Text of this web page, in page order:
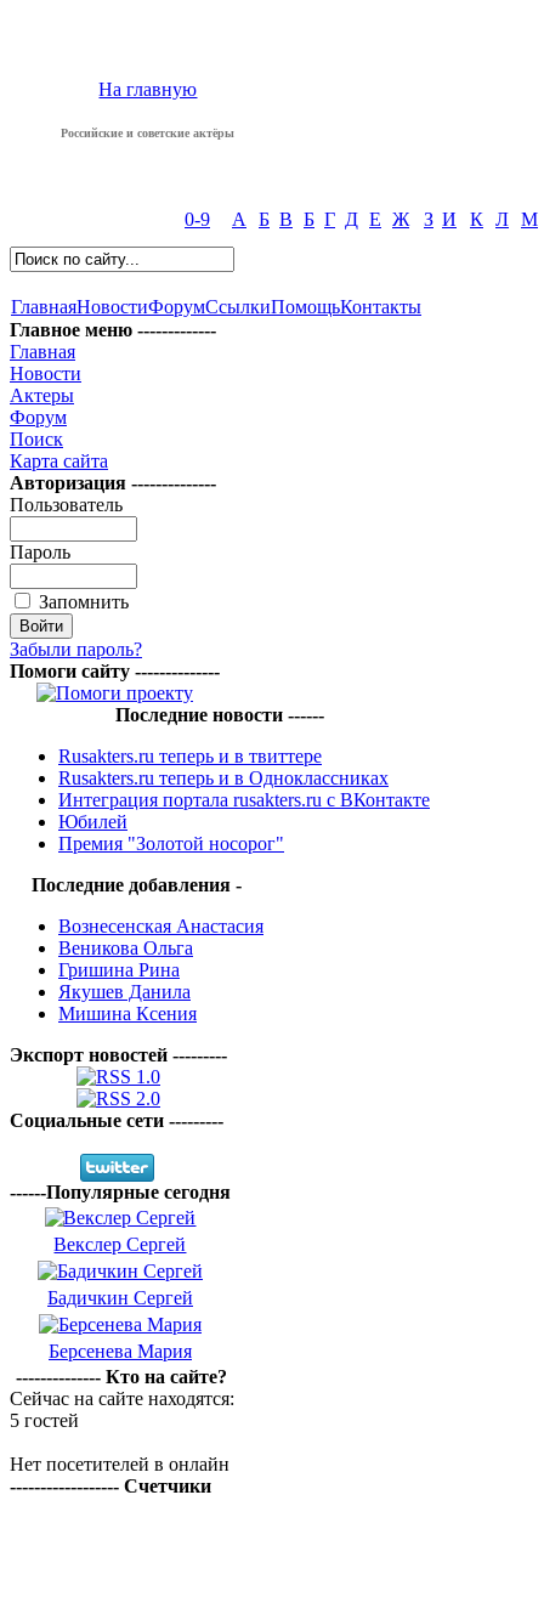
На главную
Российские и советские актёры
0-9 А Б В Б Г Д Е Ж З И К Л М
ГлавнаяНовостиФорумСсылкиПомощьКонтакты
Главное меню -------------
Главная
Новости
Актеры
Форум
Поиск
Карта сайта
Авторизация --------------
Пользователь
Пароль
Запомнить
Забыли пароль?
Помоги сайту --------------
Последние новости ------
Rusakters.ru теперь и в твиттере
Rusakters.ru теперь и в Одноклассниках
Интеграция портала rusakters.ru с ВКонтакте
Юбилей
Премия "Золотой носорог"
Последние добавления -
Вознесенская Анастасия
Веникова Ольга
Гришина Рина
Якушев Данила
Мишина Ксения
Экспорт новостей ---------
Социальные сети ---------
------Популярные сегодня
Векслер Сергей
Бадичкин Сергей
Берсенева Мария
-------------- Кто на сайте?
Сейчас на сайте находятся:
5 гостей
Нет посетителей в онлайн
------------------ Счетчики